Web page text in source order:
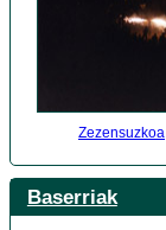
Zezensuzkoa
Baserriak